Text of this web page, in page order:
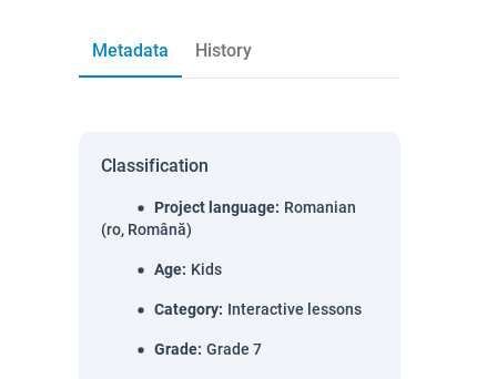
Metadata History
Classification
Project language: Romanian
(ro, Română)
Age: Kids
Category: Interactive lessons
Grade: Grade 7